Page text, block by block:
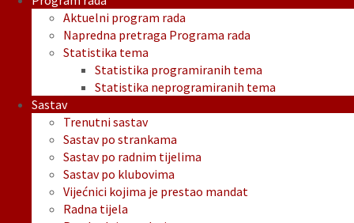
Aktuelni program rada
Napredna pretraga Programa rada
Statistika tema
Statistika programiranih tema
Statistika neprogramiranih tema
Sastav
Trenutni sastav
Sastav po strankama
Sastav po radnim tijelima
Sastav po klubovima
Vijećnici kojima je prestao mandat
Radna tijela